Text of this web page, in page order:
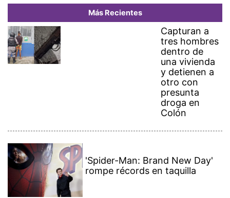
Más Recientes
Capturan a
tres hombres
dentro de
una vivienda
y detienen a
otro con
presunta
droga en
Colón
'Spider-Man: Brand New Day'
rompe récords en taquilla